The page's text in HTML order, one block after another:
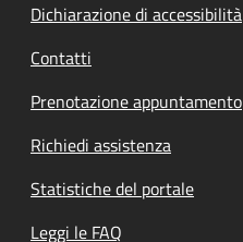
Dichiarazione di accessibilità
Contatti
Prenotazione appuntamento
Richiedi assistenza
Statistiche del portale
Leggi le FAQ